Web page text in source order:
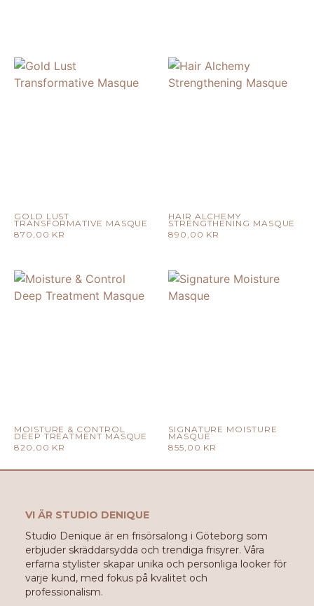
GOLD LUST
TRANSFORMATIVE MASQUE
870,00 KR
HAIR ALCHEMY
STRENGTHENING MASQUE
890,00 KR
MOISTURE & CONTROL
DEEP TREATMENT MASQUE
820,00 KR
SIGNATURE MOISTURE
MASQUE
855,00 KR
VI ÄR STUDIO DENIQUE
Studio Denique är en frisörsalong i Göteborg som
erbjuder skräddarsydda och trendiga frisyrer. Våra
erfarna stylister skapar unika och personliga looker för
varje kund, med fokus på kvalitet och
professionalism.